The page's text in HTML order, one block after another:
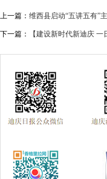
上一篇： 维西县启动“五讲五有”
下一篇： 【建设新时代新迪庆